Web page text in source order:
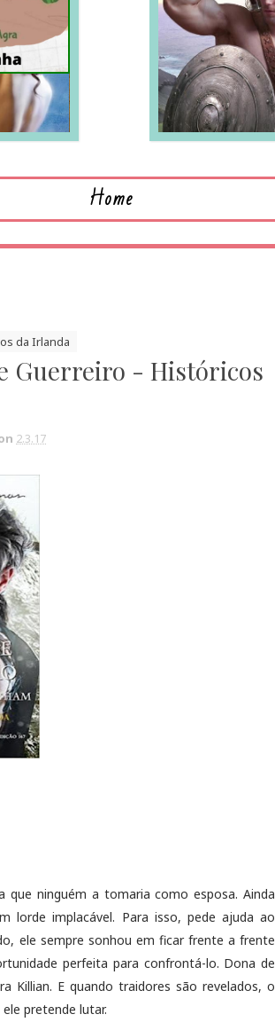
LEIA MAIS
Home
da Irlanda
Guerreiro - Históricos
2.3.17
que ninguém a tomaria como esposa. Ainda
lorde implacável. Para isso, pede ajuda ao
ele sempre sonhou em ficar frente a frente
perfeita para confrontá-lo. Dona de
Killian. E quando traidores são revelados, o
pretende lutar.